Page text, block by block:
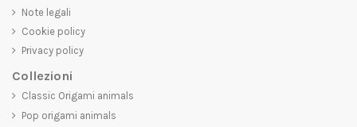
Note legali
Cookie policy
Privacy policy
Collezioni
Classic Origami animals
Pop origami animals